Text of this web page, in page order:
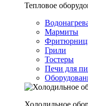
Тепловое
Мармиты
Грили
Тостеры
Печи для
Холодильное